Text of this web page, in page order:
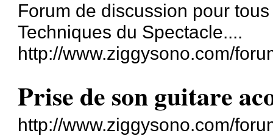
Forum de discussion pour
Techniques du Spectacle....
http://www.ziggysono.com/
Prise de son guitare
http://www.ziggysono.com/